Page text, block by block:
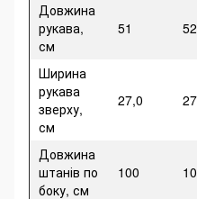
Довжина
рукава,
см
51 52
Ширина
рукава
зверху,
см
27,0
Довжина
штанів по
боку, см
100